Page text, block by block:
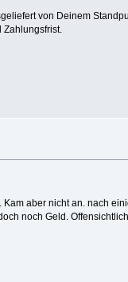
von Deinem
Zahlungsfrist.
aber nicht an. nach
noch Geld.